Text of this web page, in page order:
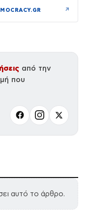
σε
↗
από την
που
αυτό το άρθρο.